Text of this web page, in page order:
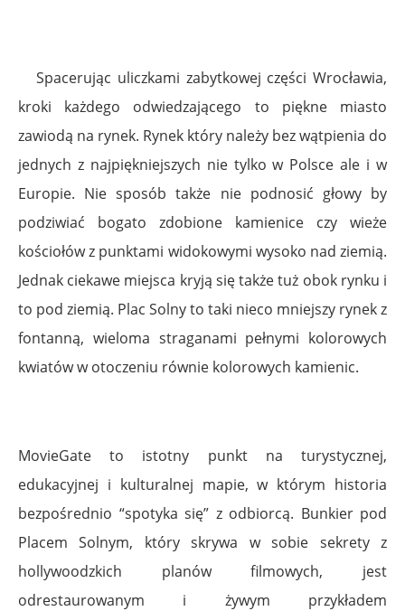
Spacerując uliczkami zabytkowej części Wrocławia,
kroki każdego odwiedzającego to piękne miasto
zawiodą na rynek. Rynek który należy bez wątpienia do
jednych z najpiękniejszych nie tylko w Polsce ale i w
Europie. Nie sposób także nie podnosić głowy by
podziwiać bogato zdobione kamienice czy wieże
kościołów z punktami widokowymi wysoko nad ziemią.
Jednak ciekawe miejsca kryją się także tuż obok rynku i
to pod ziemią. Plac Solny to taki nieco mniejszy rynek z
fontanną, wieloma straganami pełnymi kolorowych
kwiatów w otoczeniu równie kolorowych kamienic.
MovieGate to istotny punkt na turystycznej,
edukacyjnej i kulturalnej mapie, w którym historia
bezpośrednio “spotyka się” z odbiorcą. Bunkier pod
Placem Solnym, który skrywa w sobie sekrety z
hollywoodzkich planów filmowych, jest
odrestaurowanym i żywym przykładem